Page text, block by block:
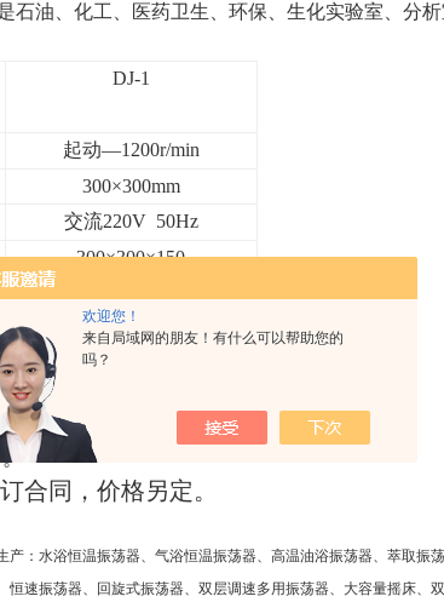
欢迎您！
来自局域网的朋友！有什么可以帮助您的
吗？
石油、化工、医药卫生、环保、生化实验室、分
DJ-1
起动—1200r/min
300×300mm
交流220V 50Hz
300×300×150
的试瓶（或其它器皿）放在工作面顶板上。
源开关。
需转速。
钮置于zui小位置，关电源开关，切断电源。
合同，价格另定。
产：水浴恒温振荡器、气浴恒温振荡器、高温油浴振荡器、萃取振
恒速振荡器、回旋式振荡器、双层调速多用振荡器、大容量摇床